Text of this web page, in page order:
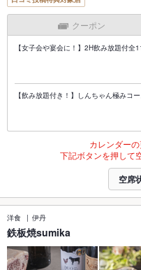
クーポン
【女子会や宴会に！】2H飲み放題付
【飲み放題付き！】しんちゃん極み
カレンダーの
下記ボタンを押して
空席
洋食 伊丹
鉄板焼sumika